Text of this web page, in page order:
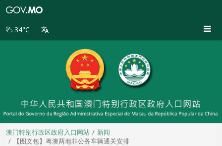
别
34°C
澳门特别行政区政府入口网站
新闻
【图文包】粤澳两地非公务车辆通关安排